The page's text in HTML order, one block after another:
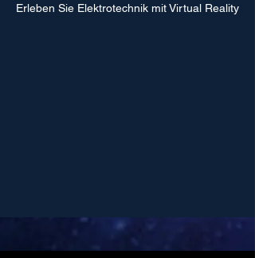
Erleben Sie Elektrotechnik mit Virtual Reality